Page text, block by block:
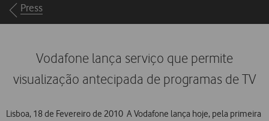
Breadcrumbs
Press
Vodafone lança serviço que permite
visualização antecipada de programas de TV
Lisboa, 18 de Fevereiro de 2010  A Vodafone lança hoje, pela primeira